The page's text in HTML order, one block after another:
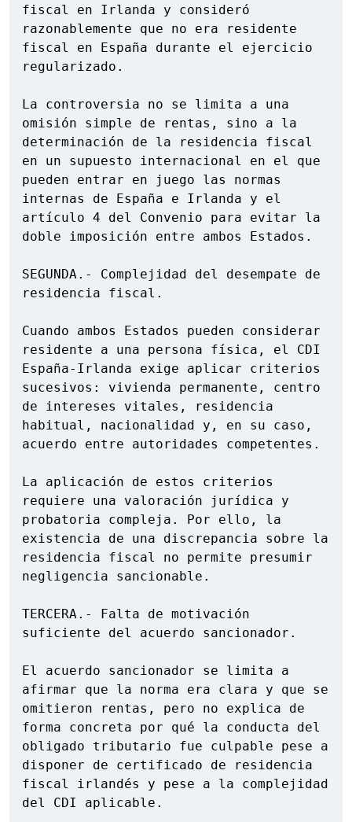
fiscal en Irlanda y consideró
razonablemente que no era residente
fiscal en España durante el ejercicio
regularizado.
La controversia no se limita a una
omisión simple de rentas, sino a la
determinación de la residencia fiscal
en un supuesto internacional en el que
pueden entrar en juego las normas
internas de España e Irlanda y el
artículo 4 del Convenio para evitar la
doble imposición entre ambos Estados.
SEGUNDA.- Complejidad del desempate de
residencia fiscal.
Cuando ambos Estados pueden considerar
residente a una persona física, el CDI
España-Irlanda exige aplicar criterios
sucesivos: vivienda permanente, centro
de intereses vitales, residencia
habitual, nacionalidad y, en su caso,
acuerdo entre autoridades competentes.
La aplicación de estos criterios
requiere una valoración jurídica y
probatoria compleja. Por ello, la
existencia de una discrepancia sobre la
residencia fiscal no permite presumir
negligencia sancionable.
TERCERA.- Falta de motivación
suficiente del acuerdo sancionador.
El acuerdo sancionador se limita a
afirmar que la norma era clara y que se
omitieron rentas, pero no explica de
forma concreta por qué la conducta del
obligado tributario fue culpable pese a
disponer de certificado de residencia
fiscal irlandés y pese a la complejidad
del CDI aplicable.